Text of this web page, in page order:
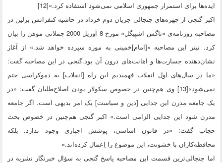
ایده‌ها برای استمرار جمهوری اسلامی نمی‌شود استفاده کرد.»[12]
اکبر گنجی از چهره‌های جنجالی جریان دوم خرداد در حاشیه کنفرانس برلین در
مصاحبه روزنامه‌ی «تاگس اشپیگل» مورخ 8 آوریل 2000 جملاتی موهن را بیان
کرد. تیتر این مصاحبه «[امام]خمینی به موزه سپرده خواهد شد.» از آغاز
نشان‌دهنده جسارت‌ها و اهانت‌های درون آن بود.گنجی در این مصاحبه گفت:
«ما در سال‌های اول انقلاب فهمیدیم این راه [انقلاب] به دموکراسی ختم
نمی‌شود»[13] وی هم‌چنین در خصوص سکولار بودن اصلاح‌طلبان گفت: «در
یک جامعه مدرن این جدایی [دین و سیاست] یک امر بدیهی است. اگر جامعه
مدرن شود این جدایی الزامی است.» اکبر گنجی هم‌چنین در خصوص بحث
حجاب گفت: «در قانون اساسی، پوشش اجباری وجود ندارد. بلکه
محافظه‌کاران با خشونت، این موضوع را اِعمال کرده‌اند.»
اما جنجالی‌ترین قسمت این مصاحبه پاسخ گنجی به سؤال خبرنگار نشریه در